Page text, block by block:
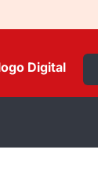
Digital